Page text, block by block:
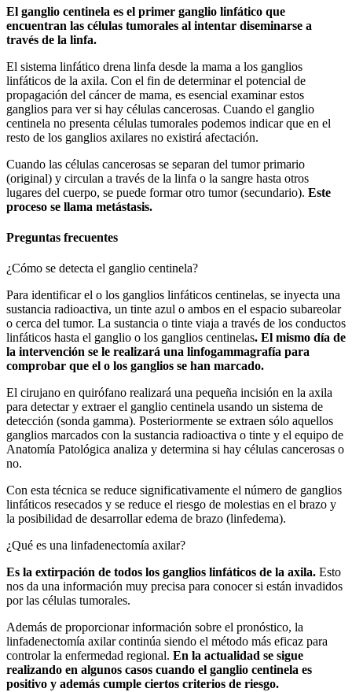
El ganglio centinela es el primer ganglio linfático que
encuentran las células tumorales al intentar diseminarse a
través de la linfa.
El sistema linfático drena linfa desde la mama a los ganglios
linfáticos de la axila. Con el fin de determinar el potencial de
propagación del cáncer de mama, es esencial examinar estos
ganglios para ver si hay células cancerosas. Cuando el ganglio
centinela no presenta células tumorales podemos indicar que en el
resto de los ganglios axilares no existirá afectación.
Cuando las células cancerosas se separan del tumor primario
(original) y circulan a través de la linfa o la sangre hasta otros
lugares del cuerpo, se puede formar otro tumor (secundario). Este
proceso se llama metástasis.
Preguntas frecuentes
¿Cómo se detecta el ganglio centinela?
Para identificar el o los ganglios linfáticos centinelas, se inyecta una
sustancia radioactiva, un tinte azul o ambos en el espacio subareolar
o cerca del tumor. La sustancia o tinte viaja a través de los conductos
linfáticos hasta el ganglio o los ganglios centinelas. El mismo día de
la intervención se le realizará una linfogammagrafía para
comprobar que el o los ganglios se han marcado.
El cirujano en quirófano realizará una pequeña incisión en la axila
para detectar y extraer el ganglio centinela usando un sistema de
detección (sonda gamma). Posteriormente se extraen sólo aquellos
ganglios marcados con la sustancia radioactiva o tinte y el equipo de
Anatomía Patológica analiza y determina si hay células cancerosas o
no.
Con esta técnica se reduce significativamente el número de ganglios
linfáticos resecados y se reduce el riesgo de molestias en el brazo y
la posibilidad de desarrollar edema de brazo (linfedema).
¿Qué es una linfadenectomía axilar?
Es la extirpación de todos los ganglios linfáticos de la axila. Esto
nos da una información muy precisa para conocer si están invadidos
por las células tumorales.
Además de proporcionar información sobre el pronóstico, la
linfadenectomía axilar continúa siendo el método más eficaz para
controlar la enfermedad regional. En la actualidad se sigue
realizando en algunos casos cuando el ganglio centinela es
positivo y además cumple ciertos criterios de riesgo.